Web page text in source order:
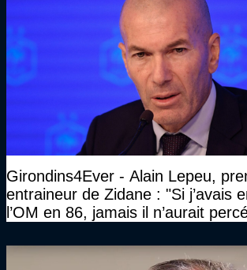
Girondins4Ever - Alain Lepeu,
entraineur de Zidane : "Si j’avais
l’OM en 86, jamais il n’aurait